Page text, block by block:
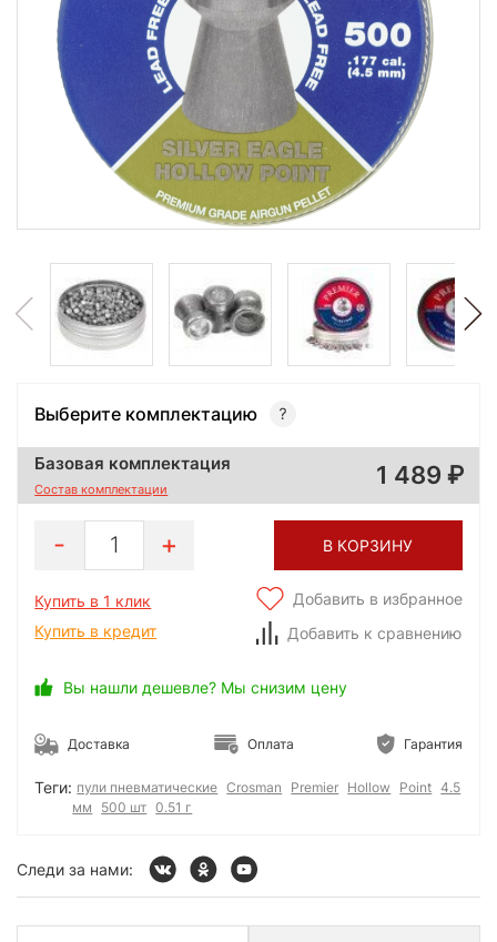
Выберите комплектацию
Базовая комплектация
Состав комплектации 1 489
1 В КОРЗИНУ
Купить в 1 клик
Купить в кредит
Добавить в избранное
Добавить к сравнению
Вы нашли дешевле? Мы снизим цену
Доставка Оплата Гарантия
Теги: пули пневматические Crosman Premier Hollow Point 4.5
мм
500 шт 0.51 г
Следи за нами: